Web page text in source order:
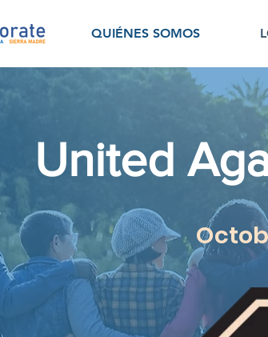
QUIÉNES SOMOS
United